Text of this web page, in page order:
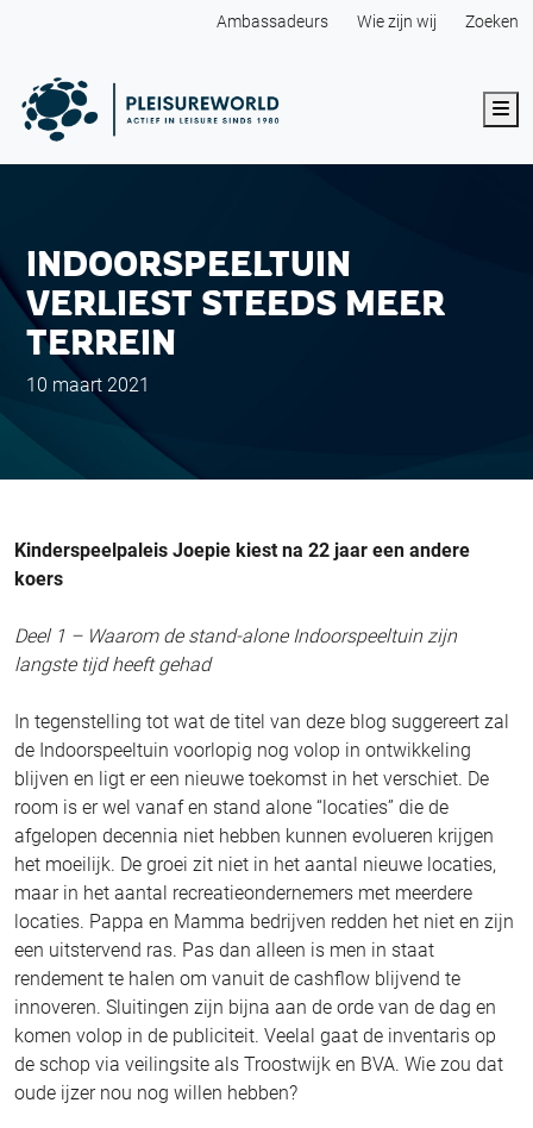
Ambassadeurs Wie zijn wij Zoeken
INDOORSPEELTUIN
VERLIEST STEEDS MEER
TERREIN
10 maart 2021
Kinderspeelpaleis Joepie kiest na 22 jaar een andere
koers
Deel 1 – Waarom de stand-alone Indoorspeeltuin zijn
langste tijd heeft gehad
In tegenstelling tot wat de titel van deze blog suggereert zal
de Indoorspeeltuin voorlopig nog volop in ontwikkeling
blijven en ligt er een nieuwe toekomst in het verschiet. De
room is er wel vanaf en stand alone “locaties” die de
afgelopen decennia niet hebben kunnen evolueren krijgen
het moeilijk. De groei zit niet in het aantal nieuwe locaties,
maar in het aantal recreatieondernemers met meerdere
locaties. Pappa en Mamma bedrijven redden het niet en zijn
een uitstervend ras. Pas dan alleen is men in staat
rendement te halen om vanuit de cashflow blijvend te
innoveren. Sluitingen zijn bijna aan de orde van de dag en
komen volop in de publiciteit. Veelal gaat de inventaris op
de schop via veilingsite als Troostwijk en BVA. Wie zou dat
oude ijzer nou nog willen hebben?